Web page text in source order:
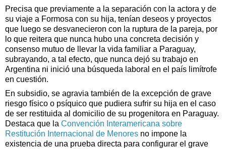
Precisa que previamente a la separación con la actora y de
su viaje a Formosa con su hija, tenían deseos y proyectos
que luego se desvanecieron con la ruptura de la pareja, por
lo que reitera que nunca hubo una concreta decisión y
consenso mutuo de llevar la vida familiar a Paraguay,
subrayando, a tal efecto, que nunca dejó su trabajo en
Argentina ni inició una búsqueda laboral en el país limítrofe
en cuestión.
En subsidio, se agravia también de la excepción de grave
riesgo físico o psíquico que pudiera sufrir su hija en el caso
de ser restituida al domicilio de su progenitora en Paraguay.
Destaca que la Convención Interamericana sobre
Restitución Internacional de Menores no impone la
existencia de una prueba directa para configurar el grave